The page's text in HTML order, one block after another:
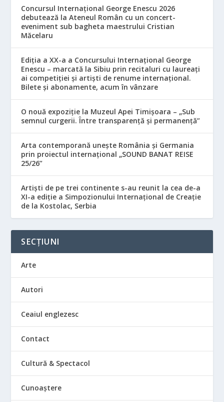
Concursul Internațional George Enescu 2026
debutează la Ateneul Român cu un concert-
eveniment sub bagheta maestrului Cristian
Măcelaru
Ediția a XX-a a Concursului Internațional George
Enescu – marcată la Sibiu prin recitaluri cu laureați
ai competiției și artiști de renume internațional.
Bilete și abonamente, acum în vânzare
O nouă expoziție la Muzeul Apei Timișoara – „Sub
semnul curgerii. Între transparență și permanență”
Arta contemporană unește România și Germania
prin proiectul internațional „SOUND BANAT REISE
25/26”
Artiști de pe trei continente s-au reunit la cea de-a
XI-a ediție a Simpozionului Internațional de Creație
de la Kostolac, Serbia
SECȚIUNI
Arte
Autori
Ceaiul englezesc
Contact
Cultură & Spectacol
Cunoaștere